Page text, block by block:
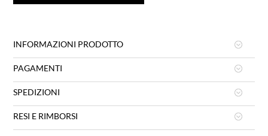
INFORMAZIONI PRODOTTO
PAGAMENTI
SPEDIZIONI
RESI E RIMBORSI